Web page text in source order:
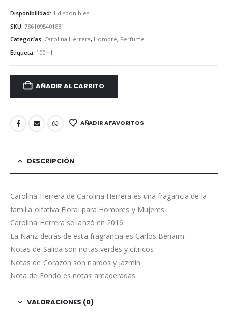
Disponibilidad: 1 disponibles
SKU: 7861095401881
Categorías: Carolina Herrera, Hombre, Perfume
Etiqueta: 100ml
AÑADIR AL CARRITO
AÑADIR A FAVORITOS
DESCRIPCIÓN
Carolina Herrera de Carolina Herrera es una fragancia de la
familia olfativa Floral para Hombres y Mujeres.
Carolina Herrera se lanzó en 2016.
La Nariz detrás de esta fragrancia es Carlos Benaim.
Notas de Salida son notas verdes y cítricos
Notas de Corazón son nardos y jazmín
Nota de Fondo es notas amaderadas.
VALORACIONES (0)